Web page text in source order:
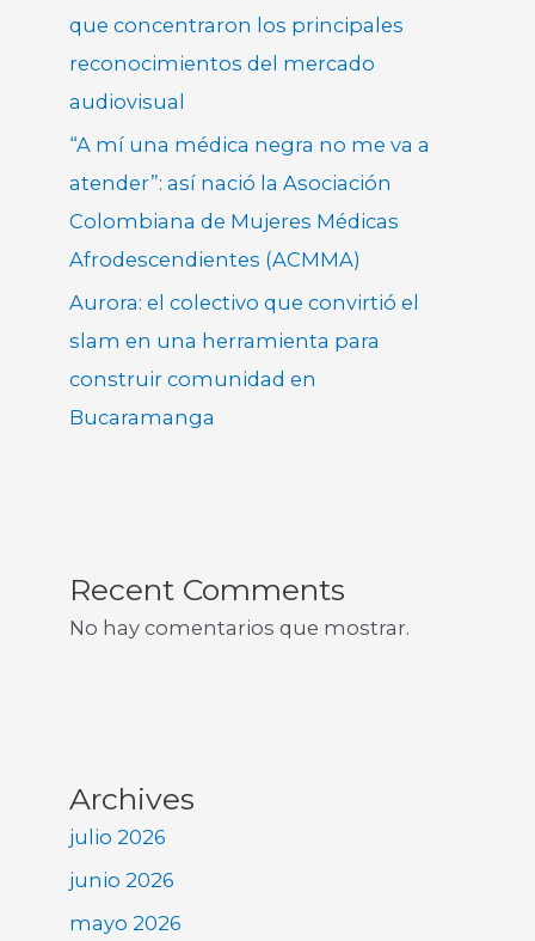
que concentraron los principales
reconocimientos del mercado
audiovisual
“A mí una médica negra no me va a
atender”: así nació la Asociación
Colombiana de Mujeres Médicas
Afrodescendientes (ACMMA)
Aurora: el colectivo que convirtió el
slam en una herramienta para
construir comunidad en
Bucaramanga
Recent Comments
No hay comentarios que mostrar.
Archives
julio 2026
junio 2026
mayo 2026